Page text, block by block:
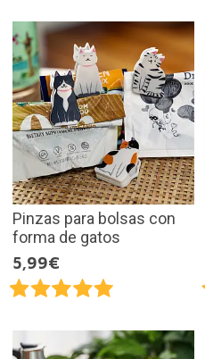
Pinzas para bolsas con
forma de gatos
5,99€